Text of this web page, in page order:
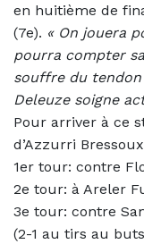
en huitième de
(7e). « On jouera
pourra compter
souffre du tendon
Deleuze soigne
Pour arriver à ce
d’Azzurri
1er tour: contre
2e tour: à Areler
3e tour: contre
(2-1 au tirs au